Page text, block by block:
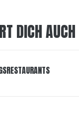
DICH AUCH